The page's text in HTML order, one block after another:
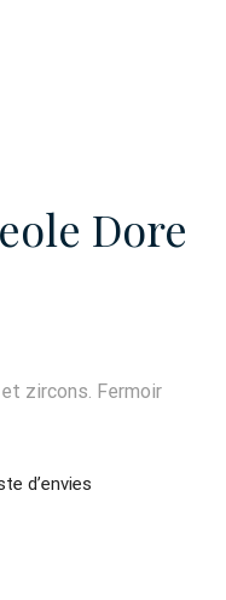
Dore
zircons. Fermoir
d’envies